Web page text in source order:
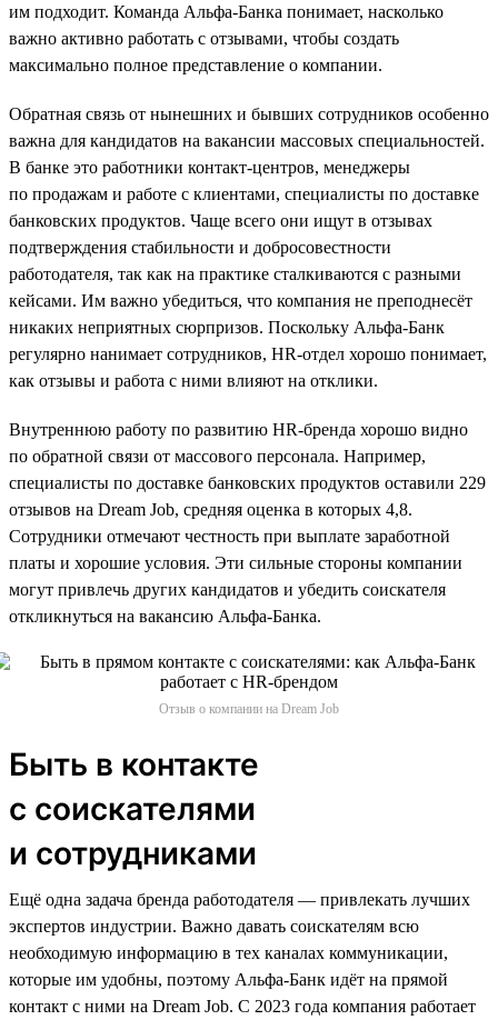
им подходит. Команда Альфа-Банка понимает, насколько
важно активно работать с отзывами, чтобы создать
максимально полное представление о компании.
Обратная связь от нынешних и бывших сотрудников особенно
важна для кандидатов на вакансии массовых специальностей.
В банке это работники контакт-центров, менеджеры
по продажам и работе с клиентами, специалисты по доставке
банковских продуктов. Чаще всего они ищут в отзывах
подтверждения стабильности и добросовестности
работодателя, так как на практике сталкиваются с разными
кейсами. Им важно убедиться, что компания не преподнесёт
никаких неприятных сюрпризов. Поскольку Альфа-Банк
регулярно нанимает сотрудников, HR-отдел хорошо понимает,
как отзывы и работа с ними влияют на отклики.
Внутреннюю работу по развитию HR-бренда хорошо видно
по обратной связи от массового персонала. Например,
специалисты по доставке банковских продуктов оставили 229
отзывов на Dream Job, средняя оценка в которых 4,8.
Сотрудники отмечают честность при выплате заработной
платы и хорошие условия. Эти сильные стороны компании
могут привлечь других кандидатов и убедить соискателя
откликнуться на вакансию Альфа-Банка.
Отзыв о компании на Dream Job
Быть в контакте
с соискателями
и сотрудниками
Ещё одна задача бренда работодателя — привлекать лучших
экспертов индустрии. Важно давать соискателям всю
необходимую информацию в тех каналах коммуникации,
которые им удобны, поэтому Альфа-Банк идёт на прямой
контакт с ними на Dream Job. С 2023 года компания работает